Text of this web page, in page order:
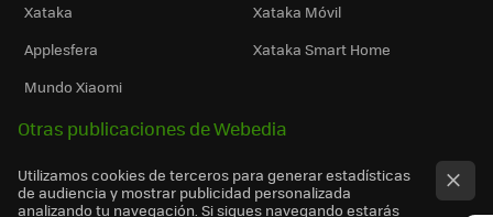
Xataka
Xataka Móvil
Applesfera
Xataka Smart Home
Mundo Xiaomi
Otras publicaciones de Webedia
Utilizamos cookies de terceros para generar estadísticas
de audiencia y mostrar publicidad personalizada
analizando tu navegación. Si sigues navegando estarás